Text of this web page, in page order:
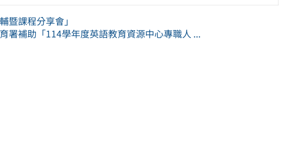
暨課程分享會」
署補助「114學年度英語教育資源中心專職人 ...